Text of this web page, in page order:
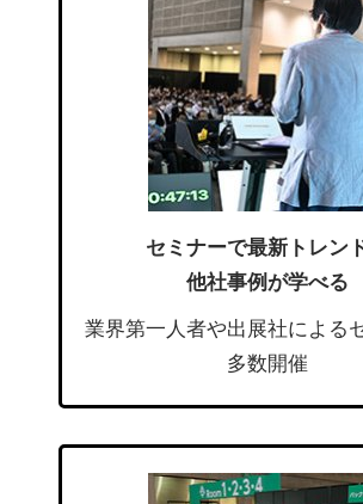
セミナーで最新トレン
他社事例が学べる
業界第一人者や出展社による
多数開催